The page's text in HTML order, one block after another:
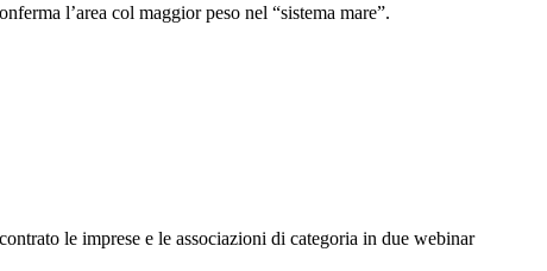
l’area col maggior peso nel “sistema mare”.
le imprese e le associazioni di categoria in due webinar